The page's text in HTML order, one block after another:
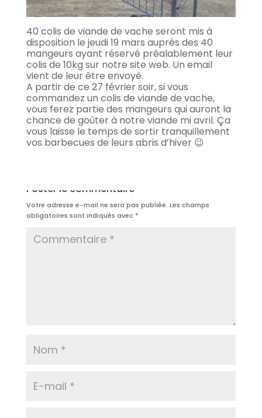
40 colis de viande de vache seront mis à
disposition le jeudi 19 mars auprès des 40
mangeurs ayant réservé préalablement leur
colis de 10kg sur notre site web. Un email
vient de leur être envoyé.
A partir de ce 27 février soir, si vous
commandez un colis de viande de vache,
vous ferez partie des mangeurs qui auront la
chance de goûter à notre viande mi avril. Ça
vous laisse le temps de sortir tranquillement
vos barbecues de leurs abris d’hiver 😉
Poster le commentaire
Votre adresse e-mail ne sera pas publiée. Les champs
obligatoires sont indiqués avec *